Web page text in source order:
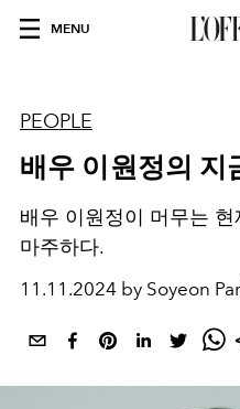
MENU
PEOPLE
배우 이원정의 지
배우 이원정이 머무는
마주하다.
11.11.2024 by Soyeon